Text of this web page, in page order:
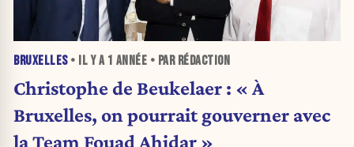
BRUXELLES• IL Y A 1 ANNÉE • PAR RÉDACTION
Christophe de Beukelaer : « À
Bruxelles, on pourrait gouverner avec
la Team Fouad Ahidar »